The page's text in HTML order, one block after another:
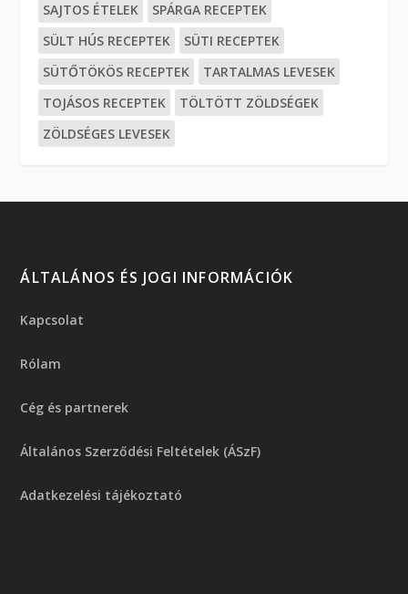
SAJTOS ÉTELEK
SPÁRGA RECEPTEK
SÜLT HÚS RECEPTEK
SÜTI RECEPTEK
SÜTŐTÖKÖS RECEPTEK
TARTALMAS LEVESEK
TOJÁSOS RECEPTEK
TÖLTÖTT ZÖLDSÉGEK
ZÖLDSÉGES LEVESEK
ÁLTALÁNOS ÉS JOGI INFORMÁCIÓK
Kapcsolat
Rólam
Cég és partnerek
Általános Szerződési Feltételek (ÁSzF)
Adatkezelési tájékoztató